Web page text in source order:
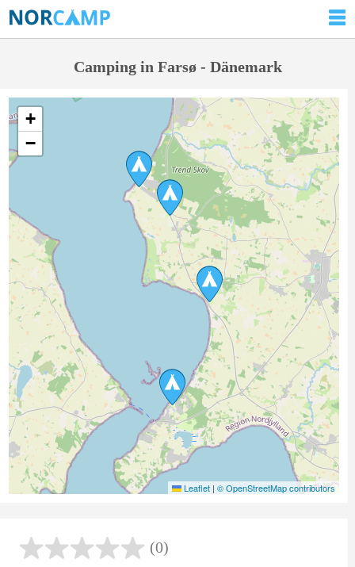
Camping in Farsø - Dänemark
+
−
Leaflet | © OpenStreetMap contributors
(0)